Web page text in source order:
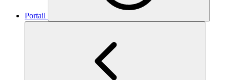
Portail